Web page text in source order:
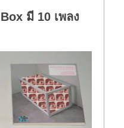
มี 10 เพลง